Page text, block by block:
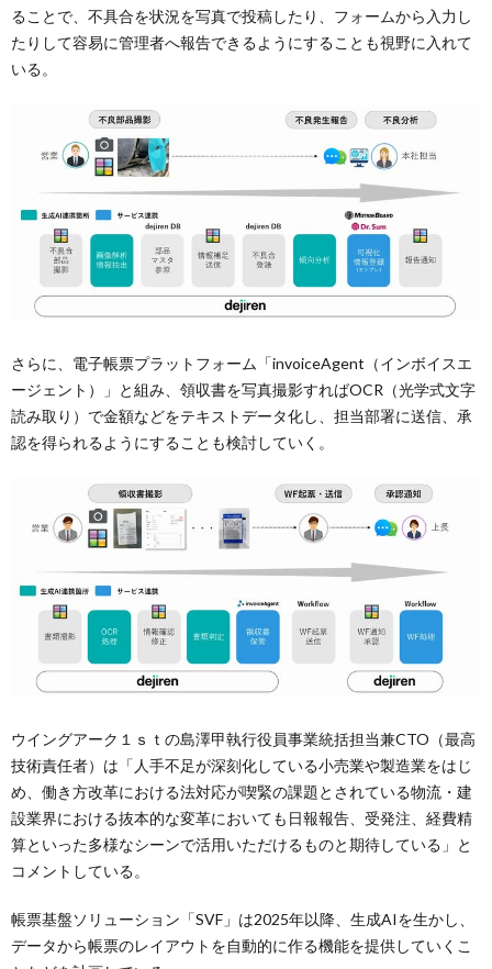
ることで、不具合を状況を写真で投稿したり、フォームから入力し
たりして容易に管理者へ報告できるようにすることも視野に入れて
いる。
さらに、電子帳票プラットフォーム「invoiceAgent（インボイスエ
ージェント）」と組み、領収書を写真撮影すればOCR（光学式文字
読み取り）で金額などをテキストデータ化し、担当部署に送信、承
認を得られるようにすることも検討していく。
ウイングアーク１ｓｔの島澤甲執行役員事業統括担当兼CTO（最高
技術責任者）は「人手不足が深刻化している小売業や製造業をはじ
め、働き方改革における法対応が喫緊の課題とされている物流・建
設業界における抜本的な変革においても日報報告、受発注、経費精
算といった多様なシーンで活用いただけるものと期待している」と
コメントしている。
帳票基盤ソリューション「SVF」は2025年以降、生成AIを生かし、
データから帳票のレイアウトを自動的に作る機能を提供していくこ